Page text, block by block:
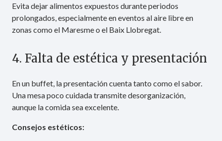
Evita dejar alimentos expuestos durante periodos
prolongados, especialmente en eventos al aire libre en
zonas como el Maresme o el Baix Llobregat.
4. Falta de estética y presentación
En un buffet, la presentación cuenta tanto como el sabor.
Una mesa poco cuidada transmite desorganización,
aunque la comida sea excelente.
Consejos estéticos: